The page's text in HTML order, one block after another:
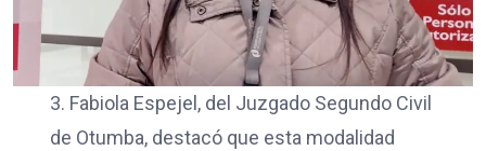
3. Fabiola Espejel, del Juzgado Segundo Civil
de Otumba, destacó que esta modalidad